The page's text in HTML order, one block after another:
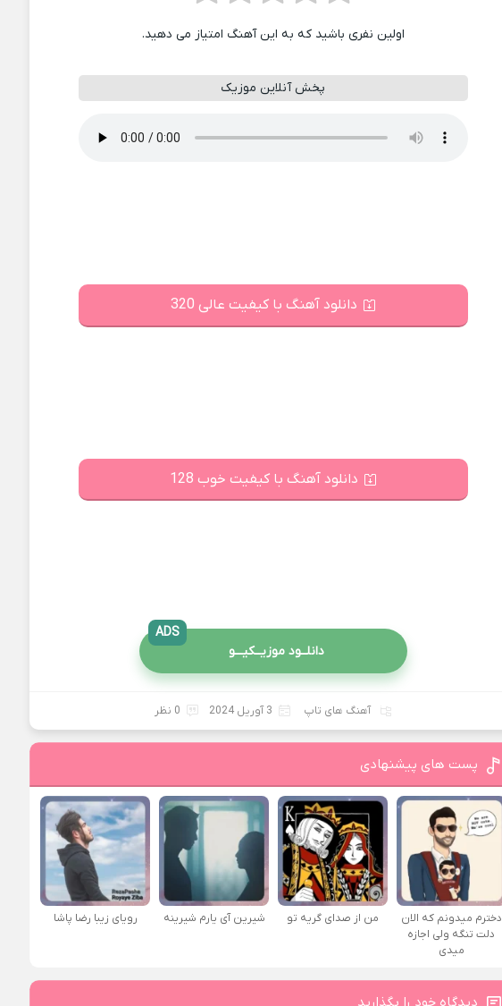
اولین نفری باشید که به این آهنگ امتیاز می دهید.
پخش آنلاین موزیک
دانلود آهنگ با کیفیت عالی 320
دانلود آهنگ با کیفیت خوب 128
دانلــود موزیــکیـــو
ADS
آهنگ های تاپ 3 آوریل 2024 0 نظر
پست های پیشنهادی
دخترم میدونم که الان
دلت تنگه ولی اجازه
میدی
من از صدای گريه تو شیرین آی یارم شیرینه رویای زیبا رضا پاشا